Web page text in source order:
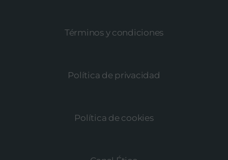
Términos y condiciones
Política de privacidad
Política de cookies